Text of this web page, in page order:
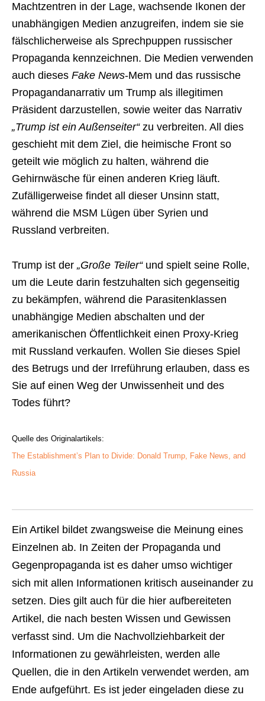
Machtzentren in der Lage, wachsende Ikonen der
unabhängigen Medien anzugreifen, indem sie sie
fälschlicherweise als Sprechpuppen russischer
Propaganda kennzeichnen. Die Medien verwenden
auch dieses Fake News-Mem und das russische
Propagandanarrativ um Trump als illegitimen
Präsident darzustellen, sowie weiter das Narrativ
„Trump ist ein Außenseiter“zu verbreiten. All dies
geschieht mit dem Ziel, die heimische Front so
geteilt wie möglich zu halten, während die
Gehirnwäsche für einen anderen Krieg läuft.
Zufälligerweise findet all dieser Unsinn statt,
während die MSM Lügen über Syrien und
Russland verbreiten.
Trump ist der „Große Teiler“und spielt seine Rolle,
um die Leute darin festzuhalten sich gegenseitig
zu bekämpfen, während die Parasitenklassen
unabhängige Medien abschalten und der
amerikanischen Öffentlichkeit einen Proxy-Krieg
mit Russland verkaufen. Wollen Sie dieses Spiel
des Betrugs und der Irreführung erlauben, dass es
Sie auf einen Weg der Unwissenheit und des
Todes führt?
Quelle des Originalartikels:
The Establishment’s Plan to Divide: Donald Trump, Fake News, and
Russia
Ein Artikel bildet zwangsweise die Meinung eines
Einzelnen ab. In Zeiten der Propaganda und
Gegenpropaganda ist es daher umso wichtiger
sich mit allen Informationen kritisch auseinander zu
setzen. Dies gilt auch für die hier aufbereiteten
Artikel, die nach besten Wissen und Gewissen
verfasst sind. Um die Nachvollziehbarkeit der
Informationen zu gewährleisten, werden alle
Quellen, die in den Artikeln verwendet werden, am
Ende aufgeführt. Es ist jeder eingeladen diese zu